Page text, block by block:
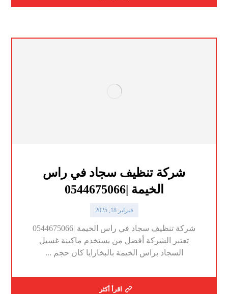
شركة تنظيف سجاد في راس
الخيمة |0544675066
فبراير 18, 2025
شركة تنظيف سجاد في راس الخيمة |0544675066
تعتبر الشركة أفضل من يستخدم ماكينة غسيل
السجاد براس الخيمة بالبخارايا كان حجم ...
اقرأ أكثر